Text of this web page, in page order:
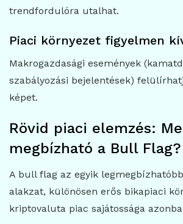
trendfordulóra utalhat.
Piaci környezet figyelmen
Makrogazdasági események
szabályozási bejelentések)
képet.
Rövid piaci elemzés:
megbízható a Bull Flag?
A bull flag az egyik
alakzat, különösen erős bikapiaci
kriptovaluta piac sajátossága